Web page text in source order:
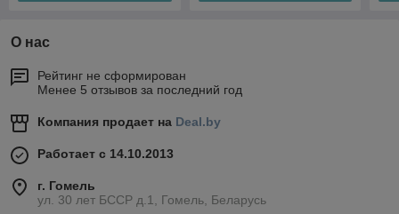
О нас
Рейтинг не сформирован
Менее 5 отзывов за последний год
Компания продает на Deal.by
Работает с 14.10.2013
г. Гомель
ул. 30 лет БССР д.1, Гомель, Беларусь